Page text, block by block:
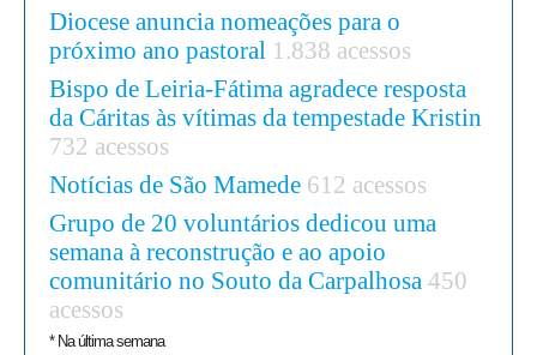
Diocese anuncia nomeações para o
próximo ano pastoral 1.838 acessos
Bispo de Leiria-Fátima agradece resposta
da Cáritas às vítimas da tempestade Kristin
732 acessos
Notícias de São Mamede 612 acessos
Grupo de 20 voluntários dedicou uma
semana à reconstrução e ao apoio
comunitário no Souto da Carpalhosa 450
acessos
* Na última semana